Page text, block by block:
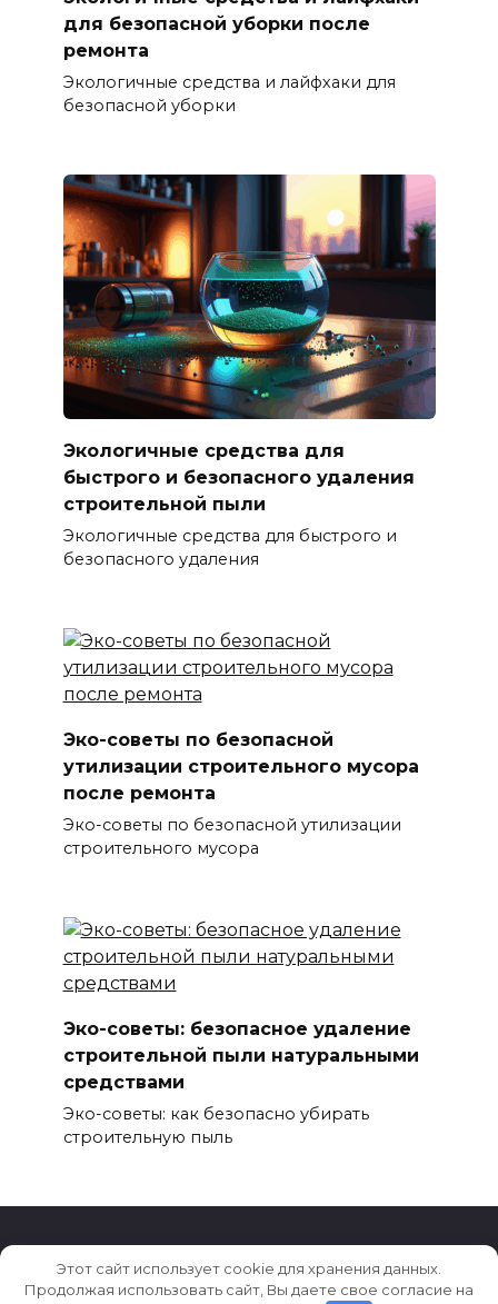
для безопасной уборки после
ремонта
Экологичные средства и лайфхаки для
безопасной уборки
Экологичные средства для
быстрого и безопасного удаления
строительной пыли
Экологичные средства для быстрого и
безопасного удаления
Эко-советы по безопасной
утилизации строительного мусора
после ремонта
Эко-советы по безопасной утилизации
строительного мусора
Эко-советы: безопасное удаление
строительной пыли натуральными
средствами
Эко-советы: как безопасно убирать
строительную пыль
© 2026 Клининг 2050
Этот сайт использует cookie для хранения данных.
Продолжая использовать сайт, Вы даете свое согласие на